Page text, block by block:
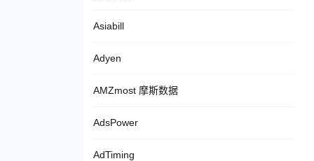
Asiabill
Adyen
AMZmost 摩斯数据
AdsPower
AdTiming